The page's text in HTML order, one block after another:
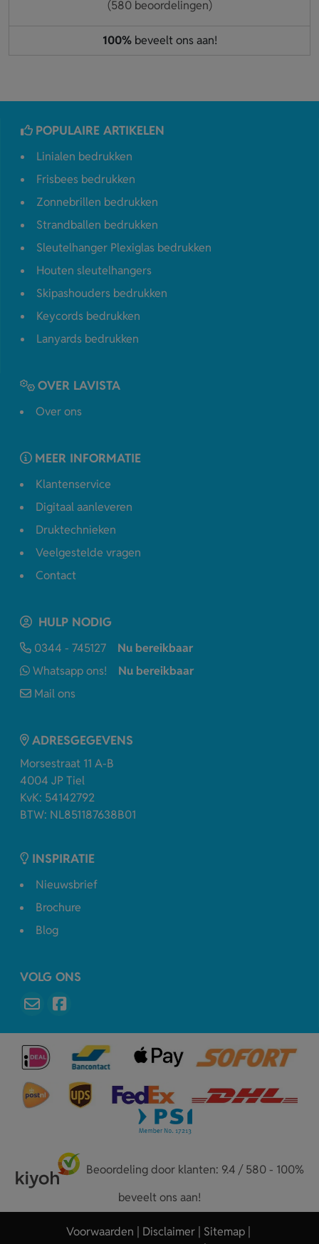
(580 beoordelingen)
100%beveelt ons aan!
POPULAIRE ARTIKELEN
Linialen bedrukken
Frisbees bedrukken
Zonnebrillen bedrukken
Strandballen bedrukken
Sleutelhanger Plexiglas bedrukken
Houten sleutelhangers
Skipashouders bedrukken
Keycords bedrukken
Lanyards bedrukken
OVER LAVISTA
Over ons
MEER INFORMATIE
Klantenservice
Digitaal aanleveren
Druktechnieken
Veelgestelde vragen
Contact
HULP NODIG
0344 - 745127
Nu bereikbaar
Whatsapp ons!
Nu bereikbaar
Mail ons
ADRESGEGEVENS
Morsestraat 11 A-B
4004 JP Tiel
KvK: 54142792
BTW: NL851187638B01
INSPIRATIE
Nieuwsbrief
Brochure
Blog
VOLG ONS
Beoordeling door klanten: 9.4 / 580 - 100%
beveelt ons aan!
Voorwaarden Disclaimer
Sitemap